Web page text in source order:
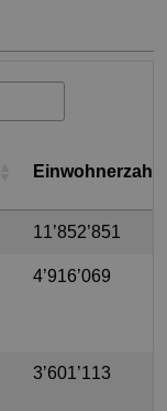
Einwohnerzahl
11’852’851
4’916’069
3’601’113